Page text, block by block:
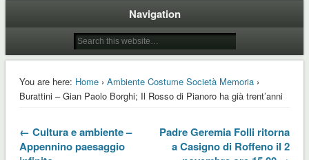
Navigation
You are here: Home› Ambiente Costume Società Memoria›
Burattini – Gian Paolo Borghi; Il Rosso di Pianoro ha già trent’anni
← Cultura e ambiente –
Appennino paesaggio
Padre Geremia Folli ritorna
a Casigno di Roffeno il 2